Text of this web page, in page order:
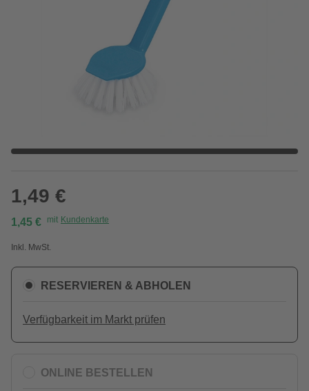
1,49 €
1,45 € mit Kundenkarte
Inkl. MwSt.
RESERVIEREN & ABHOLEN
Verfügbarkeit im Markt prüfen
ONLINE BESTELLEN